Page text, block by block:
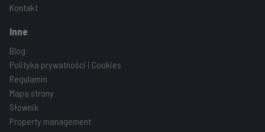
Kontakt
Inne
Blog
Polityka prywatności i Cookies
Regulamin
Mapa strony
Słownik
Property management